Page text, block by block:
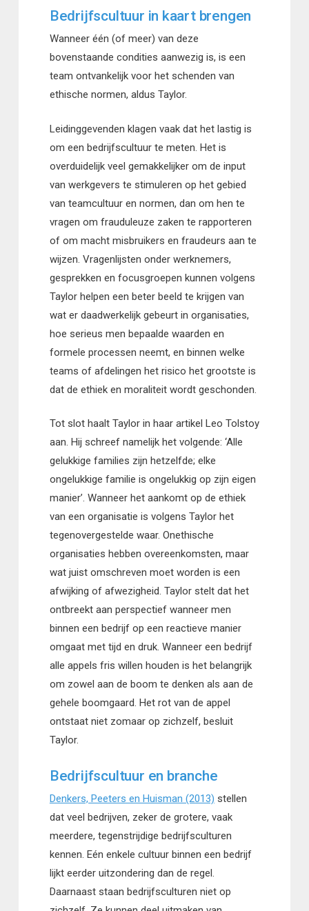
Bedrijfscultuur in kaart brengen
Wanneer één (of meer) van deze
bovenstaande condities aanwezig is, is een
team ontvankelijk voor het schenden van
ethische normen, aldus Taylor.
Leidinggevenden klagen vaak dat het lastig is
om een bedrijfscultuur te meten. Het is
overduidelijk veel gemakkelijker om de input
van werkgevers te stimuleren op het gebied
van teamcultuur en normen, dan om hen te
vragen om frauduleuze zaken te rapporteren
of om macht misbruikers en fraudeurs aan te
wijzen. Vragenlijsten onder werknemers,
gesprekken en focusgroepen kunnen volgens
Taylor helpen een beter beeld te krijgen van
wat er daadwerkelijk gebeurt in organisaties,
hoe serieus men bepaalde waarden en
formele processen neemt, en binnen welke
teams of afdelingen het risico het grootste is
dat de ethiek en moraliteit wordt geschonden.
Tot slot haalt Taylor in haar artikel Leo Tolstoy
aan. Hij schreef namelijk het volgende: ‘Alle
gelukkige families zijn hetzelfde; elke
ongelukkige familie is ongelukkig op zijn eigen
manier’. Wanneer het aankomt op de ethiek
van een organisatie is volgens Taylor het
tegenovergestelde waar. Onethische
organisaties hebben overeenkomsten, maar
wat juist omschreven moet worden is een
afwijking of afwezigheid. Taylor stelt dat het
ontbreekt aan perspectief wanneer men
binnen een bedrijf op een reactieve manier
omgaat met tijd en druk. Wanneer een bedrijf
alle appels fris willen houden is het belangrijk
om zowel aan de boom te denken als aan de
gehele boomgaard. Het rot van de appel
ontstaat niet zomaar op zichzelf, besluit
Taylor.
Bedrijfscultuur en branche
Denkers, Peeters en Huisman (2013) stellen
dat veel bedrijven, zeker de grotere, vaak
meerdere, tegenstrijdige bedrijfsculturen
kennen. Eén enkele cultuur binnen een bedrijf
lijkt eerder uitzondering dan de regel.
Daarnaast staan bedrijfsculturen niet op